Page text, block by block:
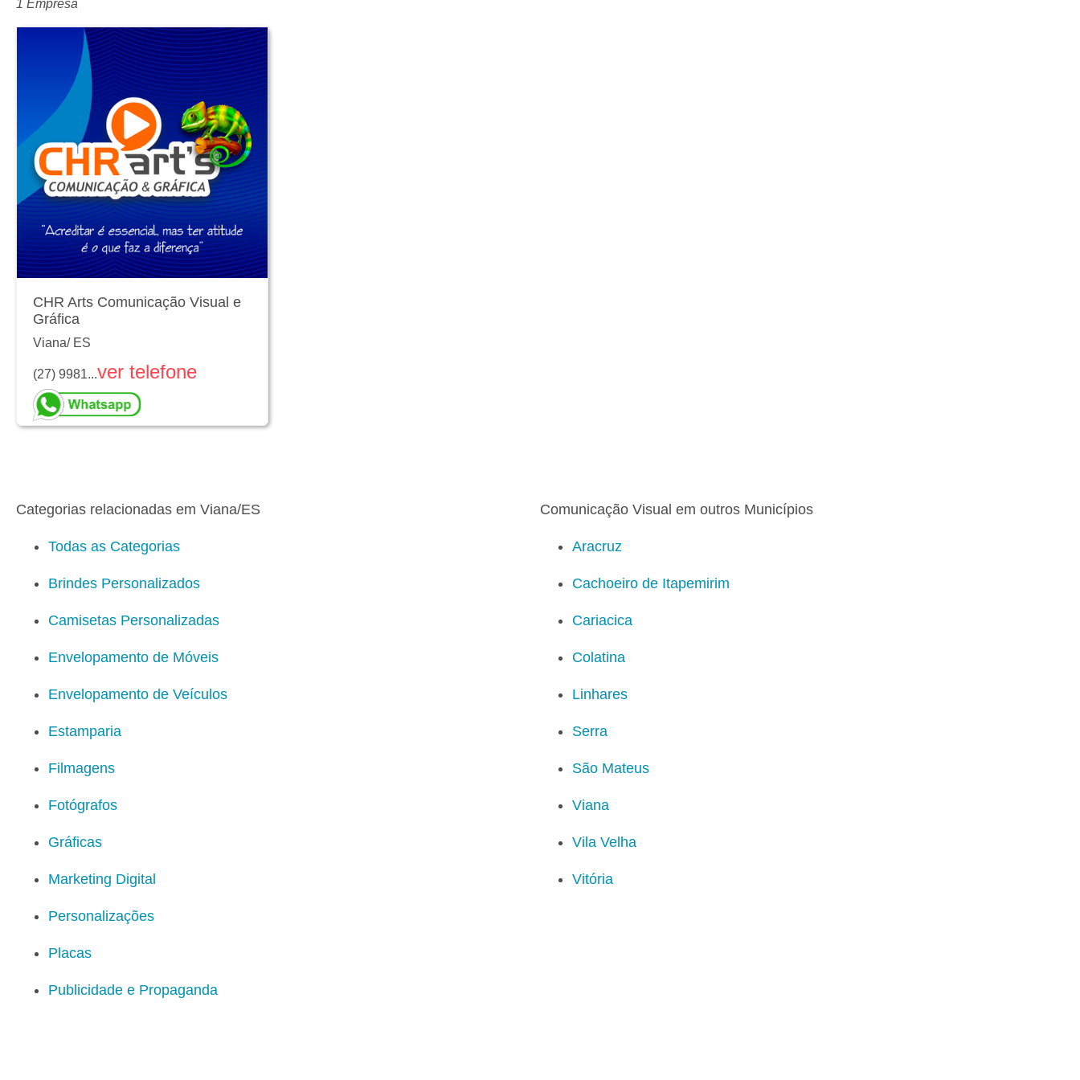
1 Empresa
CHR Arts Comunicação Visual e
Gráfica
Viana/ ES
(27) 9981...ver telefone
Categorias relacionadas em Viana/ES
Todas as Categorias
Brindes Personalizados
Camisetas Personalizadas
Envelopamento de Móveis
Envelopamento de Veículos
Estamparia
Filmagens
Fotógrafos
Gráficas
Marketing Digital
Personalizações
Placas
Publicidade e Propaganda
Comunicação Visual em outros Municípios
Aracruz
Cachoeiro de Itapemirim
Cariacica
Colatina
Linhares
Serra
São Mateus
Viana
Vila Velha
Vitória